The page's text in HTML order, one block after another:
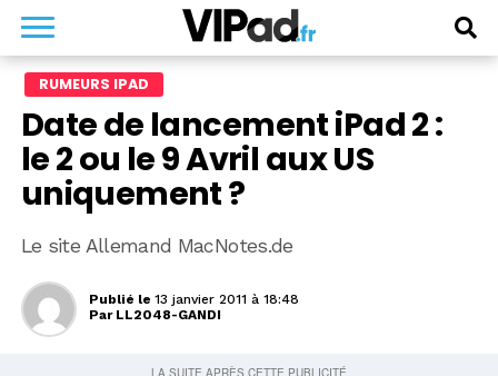
RUMEURS IPAD
Date de lancement iPad 2 :
le 2 ou le 9 Avril aux US
uniquement ?
Le site Allemand MacNotes.de
Publié le 13 janvier 2011 à 18:48
Par LL2048-GANDI